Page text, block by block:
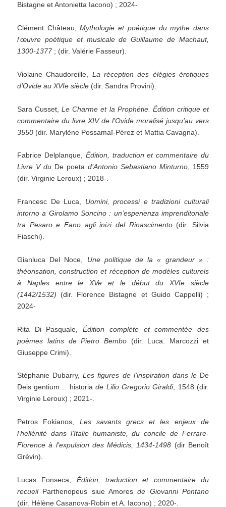
Bistagne et Antonietta Iacono) ; 2024-
Clément Château,Mythologie et poétique du mythe dans
l’œuvre poétique et musicale de Guillaume de Machaut,
1300-1377; (dir. Valérie Fasseur).
Violaine Chaudoreille, La réception des élégies érotiques
d’Ovide au XVIe siècle (dir. Sandra Provini).
Sara Cusset,Le Charme et la Prophétie. Édition critique et
commentaire du livre XIV de l’Ovide moralisé jusqu’au vers
3550 (dir. Marylène Possamaï-Pérez et Mattia Cavagna).
Fabrice Delplanque, Édition, traduction et commentaire du
Livre V du De poeta d’Antonio Sebastiano Minturno, 1559
(dir. Virginie Leroux) ; 2018-.
Francesc De Luca, Uomini, processi e tradizioni culturali
intorno a Girolamo Soncino : un’esperienza imprenditoriale
tra Pesaro e Fano agli inizi del Rinascimento(dir. Silvia
Fiaschi).
Gianluca Del Noce, Une politique de la « grandeur » :
théorisation, construction et réception de modèles culturels
à Naples entre le XVe et le début du XVIe siècle
(1442/1532) (dir. Florence Bistagne et Guido Cappelli) ;
2024-
Rita Di Pasquale,Édition complète et commentée des
poèmes latins de Pietro Bembo (dir. Luca. Marcozzi et
Giuseppe Crimi).
Stéphanie Dubarry,Les figures de l’inspiration dans leDe
Deis gentium… historiade Lilio Gregorio Giraldi, 1548 (dir.
Virginie Leroux) ; 2021-.
Petros Fokianos, Les savants grecs et les enjeux de
l’hellénité dans l’Italie humaniste, du concile de Ferrare-
Florence à l’expulsion des Médicis, 1434-1498 (dir Benoît
Grévin).
Lucas Fonseca, Édition, traduction et commentaire du
recueil Parthenopeus siue Amores de Giovanni Pontano
(dir. Hélène Casanova-Robin et A. Iacono) ; 2020-.